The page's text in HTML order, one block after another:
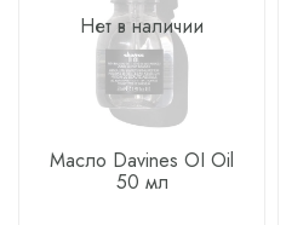
Нет в наличии
Масло Davines OI Oil
50 мл